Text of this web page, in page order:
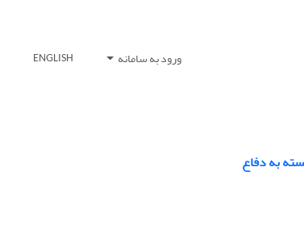
ورود به سامانه ENGLISH